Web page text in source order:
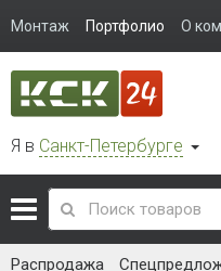
Монтаж Портфолио О
Я в Санкт-Петербурге
Распродажа